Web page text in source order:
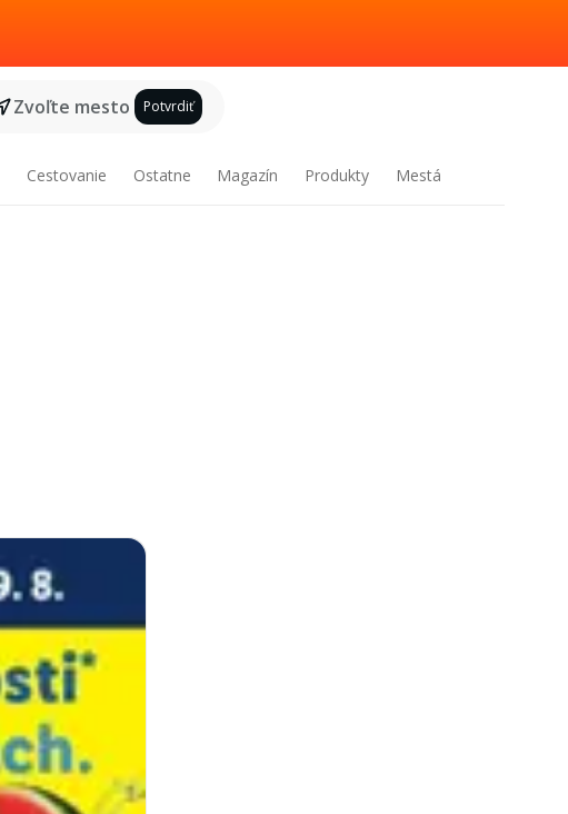
Zvoľte mesto Potvrdiť
Cestovanie Ostatne Magazín Produkty Mestá